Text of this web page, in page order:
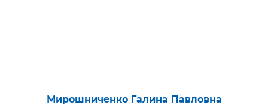
Мирошниченко Галина Павловна